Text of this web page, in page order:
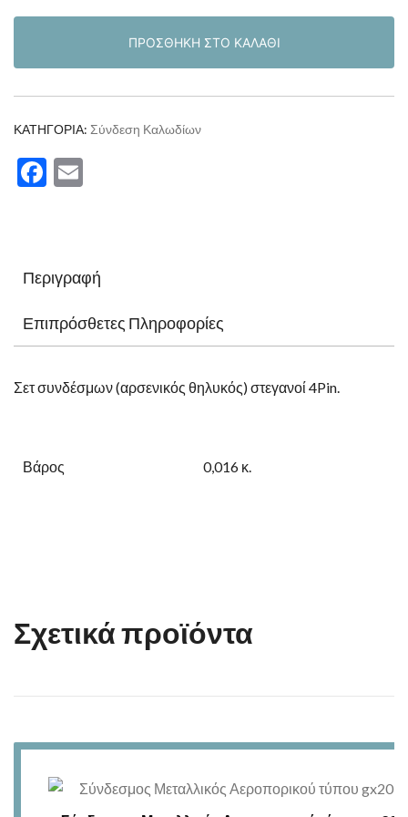
ποσότητα
ΠΡΟΣΘΉΚΗ ΣΤΟ ΚΑΛΆΘΙ
ΚΑΤΗΓΟΡΊΑ: Σύνδεση Καλωδίων
Facebook
Περιγραφή
Επιπρόσθετες Πληροφορίες
Σετ συνδέσμων (αρσενικός θηλυκός) στεγανοί 4Pin.
Βάρος 0,016 κ.
Σχετικά προϊόντα